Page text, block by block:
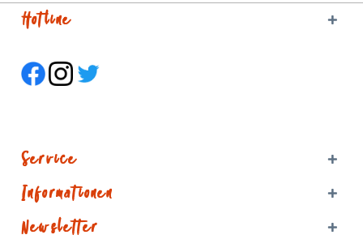
Hotline
Service
Informationen
Newsletter